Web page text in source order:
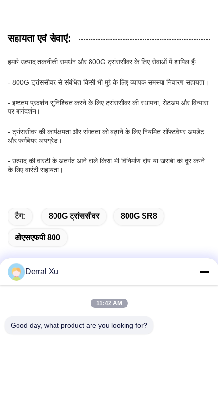
सहायता एवं सेवाएं:
हमारे उत्पाद तकनीकी समर्थन और 800G ट्रांससीवर के लिए सेवाओं में शामिल हैंः
- 800G ट्रांससीवर से संबंधित किसी भी मुद्दे के लिए व्यापक समस्या निवारण सहायता।
- इष्टतम प्रदर्शन सुनिश्चित करने के लिए ट्रांससीवर की स्थापना, सेटअप और विन्यास
पर मार्गदर्शन।
- ट्रांससीवर की कार्यक्षमता और संगतता को बढ़ाने के लिए नियमित सॉफ्टवेयर अपडेट
और फर्मवेयर अपग्रेड।
- उत्पाद की वारंटी के अंतर्गत आने वाले किसी भी विनिर्माण दोष या खराबी को दूर करने
के लिए वारंटी सहायता।
टैग: 800G ट्रांससीवर 800G SR8
ओएसएफपी 800
पता
Derral Xu
11:42 AM
Good day, what product are you looking for?